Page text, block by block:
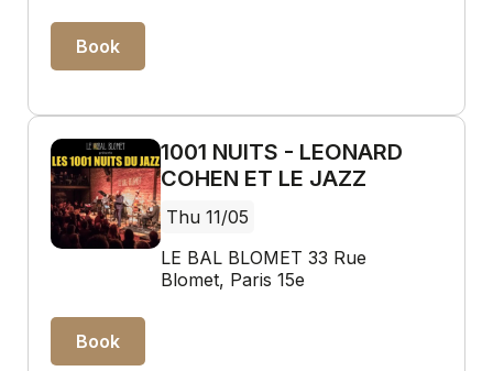
Book
1001 NUITS - LEONARD
COHEN ET LE JAZZ
Thu 11/05
LE BAL BLOMET 33 Rue
Blomet, Paris 15e
Book